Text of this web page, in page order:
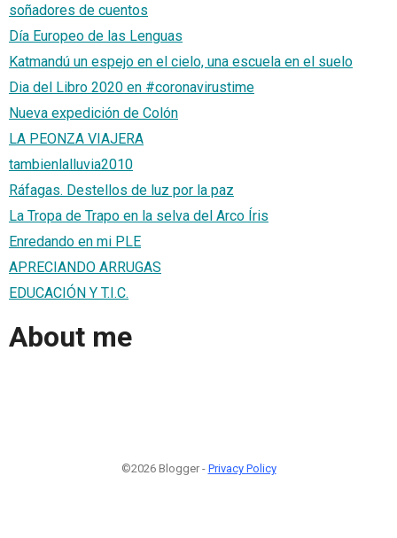
soñadores de cuentos
Día Europeo de las Lenguas
Katmandú un espejo en el cielo, una escuela en el suelo
Dia del Libro 2020 en #coronavirustime
Nueva expedición de Colón
LA PEONZA VIAJERA
tambienlalluvia2010
Ráfagas. Destellos de luz por la paz
La Tropa de Trapo en la selva del Arco Íris
Enredando en mi PLE
APRECIANDO ARRUGAS
EDUCACIÓN Y T.I.C.
About me
©2026 Blogger - Privacy Policy